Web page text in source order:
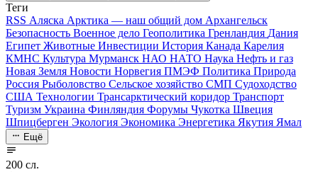
Теги
RSS Аляска Арктика — наш общий дом Архангельск
Безопасность Военное дело Геополитика Гренландия Дания
Египет Животные Инвестиции История Канада Карелия
КМНС Культура Мурманск НАО НАТО Наука Нефть и газ
Новая Земля Новости Норвегия ПМЭФ Политика Природа
Россия Рыболовство Сельское хозяйство СМП Судоходство
США Технологии Трансарктический коридор Транспорт
Туризм Украина Финляндия Форумы Чукотка Швеция
Шпицберген Экология Экономика Энергетика Якутия Ямал
Ещё
200 сл.